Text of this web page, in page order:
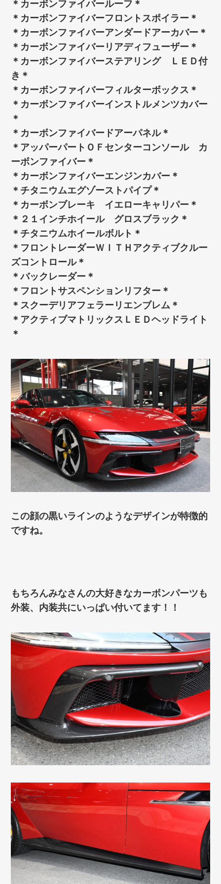
＊カーボンファイバールーフ＊
＊カーボンファイバーフロントスポイラー＊
＊カーボンファイバーアンダードアーカバー＊
＊カーボンファイバーリアディフューザー＊
＊カーボンファイバーステアリング ＬＥＤ付
き＊
＊カーボンファイバーフィルターボックス＊
＊カーボンファイバーインストルメンツカバー
＊
＊カーボンファイバードアーパネル＊
＊アッパーパートＯＦセンターコンソール カ
ーボンファイバー＊
＊カーボンファイバーエンジンカバー＊
＊チタニウムエグゾーストパイプ＊
＊カーボンブレーキ イエローキャリパー＊
＊２１インチホイール グロスブラック＊
＊チタニウムホイールボルト＊
＊フロントレーダーＷＩＴＨアクティブクルー
ズコントロール＊
＊バックレーダー＊
＊フロントサスペンションリフター＊
＊スクーデリアフェラーリエンブレム＊
＊アクティブマトリックスＬＥＤヘッドライト
＊
この顔の黒いラインのようなデザインが特徴的
ですね。
もちろんみなさんの大好きなカーボンパーツも
外装、内装共にいっぱい付いてます！！